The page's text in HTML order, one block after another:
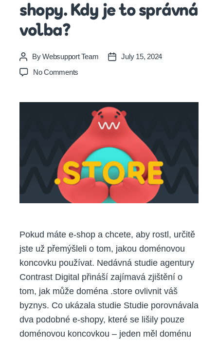
shopy. Kdy je to správná
volba?
Post
author
ByWebsupport Team
PostJuly 15, 2024
No Comments
pro
shopy.
Kdy
to
správná
volba?
Pokud máte e-shop a chcete, aby rostl, určitě
jste už přemýšleli o tom, jakou doménovou
koncovku používat. Nedávná studie agentury
Contrast Digital přináší zajímavá zjištění o
tom, jak může doména .store ovlivnit váš
byznys. Co ukázala studie Studie porovnávala
dva podobné e-shopy, které se lišily pouze
doménovou koncovkou – jeden měl doménu